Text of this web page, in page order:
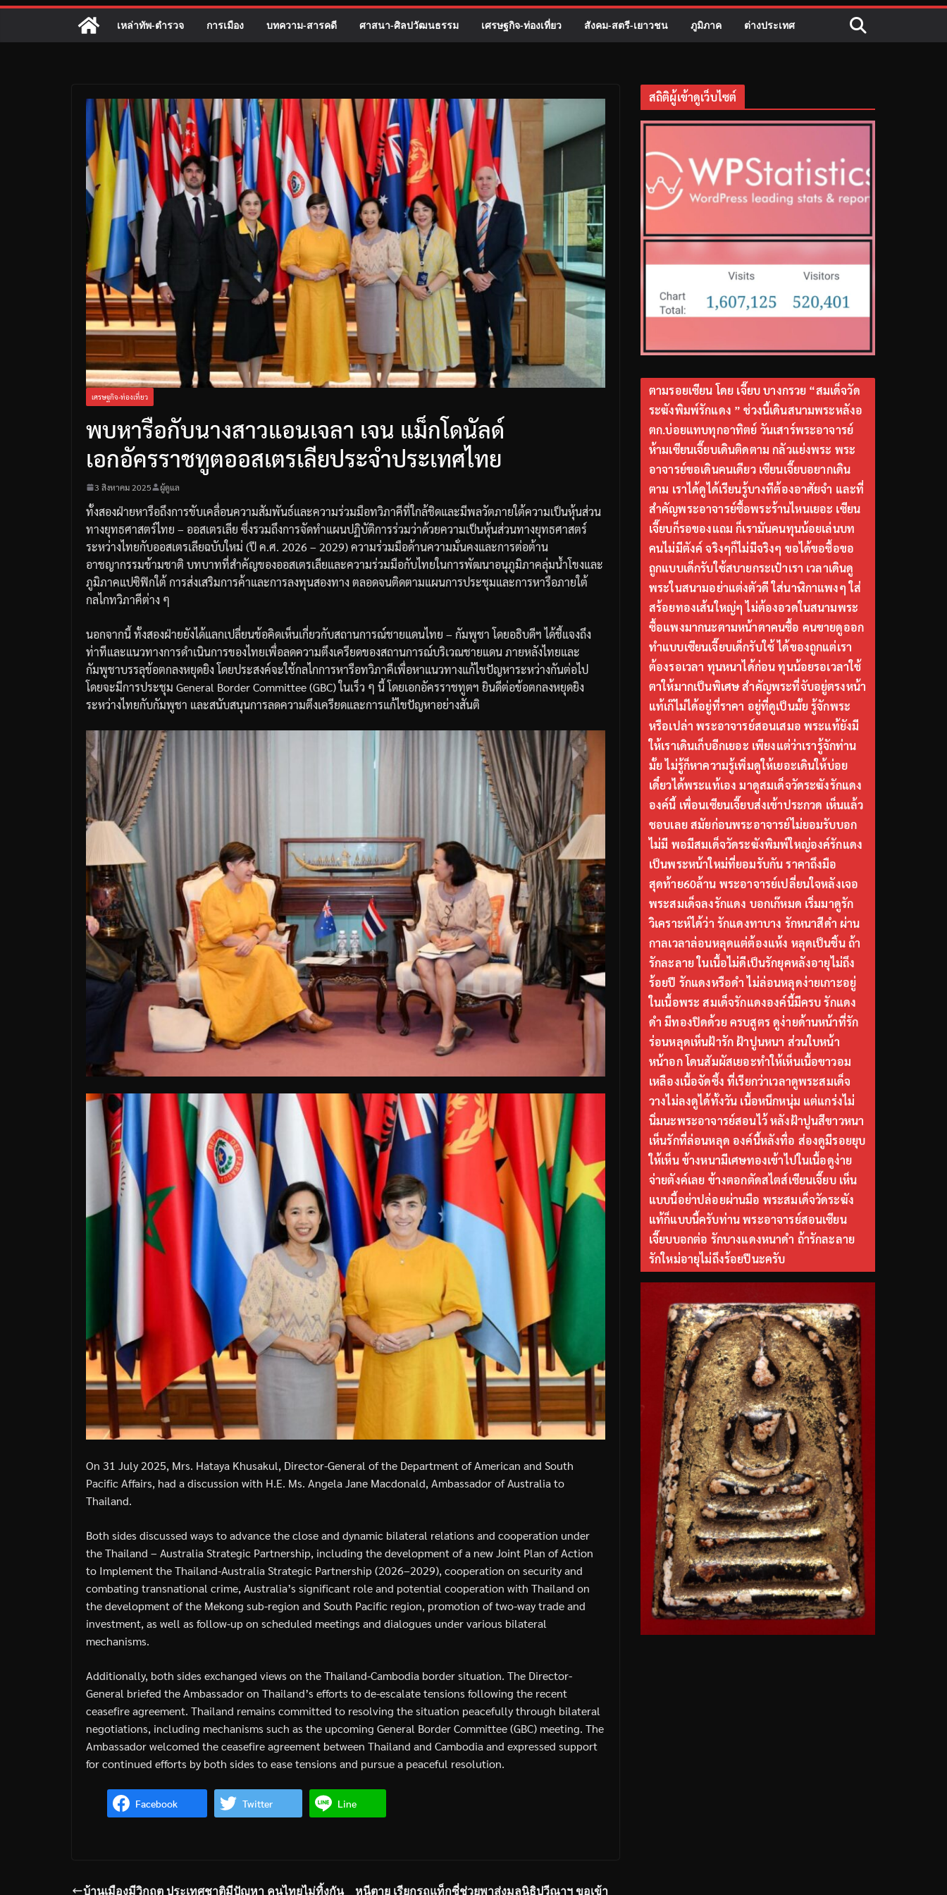
เหล่าทัพ-ตำรวจ การเมือง บทความ-สารคดี ศาสนา-ศิลปวัฒนธรรม เศรษฐกิจ-ท่องเที่ยว สังคม-สตรี-เยาวชน ภูมิภาค ต่างประเทศ
เศรษฐกิจ-ท่องเที่ยว
พบหารือกับนางสาวแอนเจลา เจน แม็กโดนัลด์
เอกอัครราชทูตออสเตรเลียประจำประเทศไทย
3 สิงหาคม 2025 ผู้ดูแล
ทั้งสองฝ่ายหารือถึงการขับเคลื่อนความสัมพันธ์และความร่วมมือทวิภาคีที่ใกล้ชิดและมีพลวัตภายใต้ความเป็นหุ้นส่วน
ทางยุทธศาสตร์ไทย – ออสเตรเลีย ซึ่งรวมถึงการจัดทำแผนปฏิบัติการร่วมว่าด้วยความเป็นหุ้นส่วนทางยุทธศาสตร์
ระหว่างไทยกับออสเตรเลียฉบับใหม่ (ปี ค.ศ. 2026 – 2029) ความร่วมมือด้านความมั่นคงและการต่อต้าน
อาชญากรรมข้ามชาติ บทบาทที่สำคัญของออสเตรเลียและความร่วมมือกับไทยในการพัฒนาอนุภูมิภาคลุ่มน้ำโขงและ
ภูมิภาคแปซิฟิกใต้ การส่งเสริมการค้าและการลงทุนสองทาง ตลอดจนติดตามแผนการประชุมและการหารือภายใต้
กลไกทวิภาคีต่าง ๆ
นอกจากนี้ ทั้งสองฝ่ายยังได้แลกเปลี่ยนข้อคิดเห็นเกี่ยวกับสถานการณ์ชายแดนไทย – กัมพูชา โดยอธิบดีฯ ได้ชี้แจงถึง
ท่าทีและแนวทางการดำเนินการของไทยเพื่อลดความตึงเครียดของสถานการณ์บริเวณชายแดน ภายหลังไทยและ
กัมพูชาบรรลุข้อตกลงหยุดยิง โดยประสงค์จะใช้กลไกการหารือทวิภาคีเพื่อหาแนวทางแก้ไขปัญหาระหว่างกันต่อไป
โดยจะมีการประชุม General Border Committee (GBC) ในเร็ว ๆ นี้ โดยเอกอัครราชทูตฯ ยินดีต่อข้อตกลงหยุดยิง
ระหว่างไทยกับกัมพูชา และสนับสนุนการลดความตึงเครียดและการแก้ไขปัญหาอย่างสันติ
On 31 July 2025, Mrs. Hataya Khusakul, Director-General of the Department of American and South
Pacific Affairs, had a discussion with H.E. Ms. Angela Jane Macdonald, Ambassador of Australia to
Thailand.
Both sides discussed ways to advance the close and dynamic bilateral relations and cooperation under
the Thailand – Australia Strategic Partnership, including the development of a new Joint Plan of Action
to Implement the Thailand-Australia Strategic Partnership (2026–2029), cooperation on security and
combating transnational crime, Australia’s significant role and potential cooperation with Thailand on
the development of the Mekong sub-region and South Pacific region, promotion of two-way trade and
investment, as well as follow-up on scheduled meetings and dialogues under various bilateral
mechanisms.
Additionally, both sides exchanged views on the Thailand-Cambodia border situation. The Director-
General briefed the Ambassador on Thailand’s efforts to de-escalate tensions following the recent
ceasefire agreement. Thailand remains committed to resolving the situation peacefully through bilateral
negotiations, including mechanisms such as the upcoming General Border Committee (GBC) meeting. The
Ambassador welcomed the ceasefire agreement between Thailand and Cambodia and expressed support
for continued efforts by both sides to ease tensions and pursue a peaceful resolution.
Facebook Twitter Line
บ้านเมืองมีวิกฤต ประเทศชาติมีปัญหา คนไทยไม่ทิ้งกัน หนีตาย เรียกรถแท็กซี่ช่วยพาส่งมูลนิธิปวีณาฯ ขอเข้า
สถิติผู้เข้าดูเว็บไซต์
ตามรอยเซียน โดย เจี๊ยบ บางกรวย “สมเด็จวัด
ระฆังพิมพ์รักแดง ” ช่วงนี้เดินสนามพระหลังอ
ตก.บ่อยแทบทุกอาทิตย์ วันเสาร์พระอาจารย์
ห้ามเซียนเจี๊ยบเดินติดตาม กลัวแย่งพระ พระ
อาจารย์ขอเดินคนเดียว เซียนเจี๊ยบอยากเดิน
ตาม เราได้ดูได้เรียนรู้บางทีต้องอาศัยจำ และที่
สำคัญพระอาจารย์ซื้อพระร้านไหนเยอะ เซียน
เจี๊ยบก็รอของแถม ก็เรามันคนทุนน้อยเล่นบท
คนไม่มีตังค์ จริงๆก็ไม่มีจริงๆ ขอได้ขอซื้อขอ
ถูกแบบเด็กรับใช้สบายกระเป๋าเรา เวลาเดินดู
พระในสนามอย่าแต่งตัวดี ใส่นาฬิกาแพงๆ ใส่
สร้อยทองเส้นใหญ่ๆ ไม่ต้องอวดในสนามพระ
ซื้อแพงมากนะตามหน้าตาคนซื้อ คนขายดูออก
ทำแบบเซียนเจี๊ยบเด็กรับใช้ ได้ของถูกแต่เรา
ต้องรอเวลา ทุนหนาได้ก่อน ทุนน้อยรอเวลาใช้
ตาให้มากเป็นพิเศษ สำคัญพระที่จับอยู่ตรงหน้า
แท้เก๊ไม่ได้อยู่ที่ราคา อยู่ที่ดูเป็นมั้ย รู้จักพระ
หรือเปล่า พระอาจารย์สอนเสมอ พระแท้ยังมี
ให้เราเดินเก็บอีกเยอะ เพียงแต่ว่าเรารู้จักท่าน
มั้ย ไม่รู้ก็หาความรู้เพิ่มดูให้เยอะเดินให้บ่อย
เดี๋ยวได้พระแท้เอง มาดูสมเด็จวัดระฆังรักแดง
องค์นี้ เพื่อนเซียนเจี๊ยบส่งเข้าประกวด เห็นแล้ว
ชอบเลย สมัยก่อนพระอาจารย์ไม่ยอมรับบอก
ไม่มี พอมีสมเด็จวัดระฆังพิมพ์ใหญ่องค์รักแดง
เป็นพระหน้าใหม่ที่ยอมรับกัน ราคาถึงมือ
สุดท้าย60ล้าน พระอาจารย์เปลี่ยนใจหลังเจอ
พระสมเด็จลงรักแดง บอกเก๊หมด เริ่มมาดูรัก
วิเคราะห์ได้ว่า รักแดงทาบาง รักหนาสีดำ ผ่าน
กาลเวลาล่อนหลุดแต่ต้องแห้ง หลุดเป็นชิ้น ถ้า
รักละลาย ในเนื้อไม่ดีเป็นรักยุคหลังอายุไม่ถึง
ร้อยปี รักแดงหรือดำ ไม่ล่อนหลุดง่ายเกาะอยู่
ในเนื้อพระ สมเด็จรักแดงองค์นี้มีครบ รักแดง
ดำ มีทองปิดด้วย ครบสูตร ดูง่ายด้านหน้าที่รัก
ร่อนหลุดเห็นฝ้ารัก ฝ้าปูนหนา ส่วนใบหน้า
หน้าอก โดนสัมผัสเยอะทำให้เห็นเนื้อขาวอม
เหลืองเนื้อจัดซึ้ง ที่เรียกว่าเวลาดูพระสมเด็จ
วางไม่ลงดูได้ทั้งวัน เนื้อหนึกหนุ่ม แต่แกร่งไม่
นิ่มนะพระอาจารย์สอนไว้ หลังฝ้าปูนสีขาวหนา
เห็นรักที่ล่อนหลุด องค์นี้หลังทื่อ ส่องดูมีรอยยุบ
ให้เห็น ข้างหนามีเศษทองเข้าไปในเนื้อดูง่าย
จ่ายตังค์เลย ข้างตอกตัดสไตส์เซียนเจี๊ยบ เห็น
แบบนี้อย่าปล่อยผ่านมือ พระสมเด็จวัดระฆัง
แท้ก็แบบนี้ครับท่าน พระอาจารย์สอนเซียน
เจี๊ยบบอกต่อ รักบางแดงหนาดำ ถ้ารักละลาย
รักใหม่อายุไม่ถึงร้อยปีนะครับ